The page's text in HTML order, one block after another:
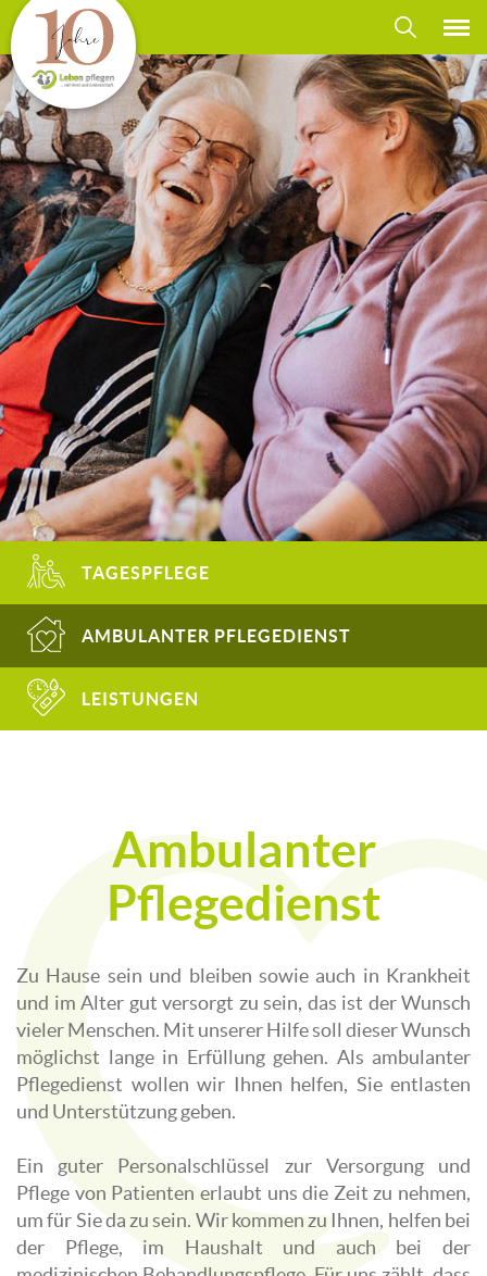
TAGESPFLEGE
AMBULANTER PFLEGEDIENST
LEISTUNGEN
Ambulanter
Pflegedienst
Zu Hause sein und bleiben sowie auch in Krankheit
und im Alter gut versorgt zu sein, das ist der Wunsch
vieler Menschen. Mit unserer Hilfe soll dieser Wunsch
möglichst lange in Erfüllung gehen. Als ambulanter
Pflegedienst wollen wir Ihnen helfen, Sie entlasten
und Unterstützung geben.
Ein guter Personalschlüssel zur Versorgung und
Pflege von Patienten erlaubt uns die Zeit zu nehmen,
um für Sie da zu sein. Wir kommen zu Ihnen, helfen bei
der Pflege, im Haushalt und auch bei der